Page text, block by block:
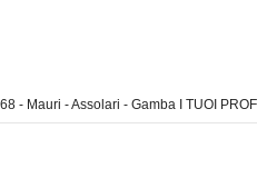
- Mauri - Assolari - Gamba I TUOI